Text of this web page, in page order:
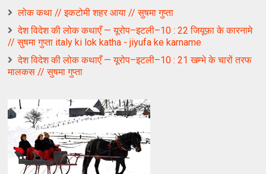
लोक कथा // इकटोमी शहर आया // सुषमा गुप्ता
देश विदेश की लोक कथाएँ — यूरोप–इटली–10 : 22 जियूफ़ा के कारनामे
// सुषमा गुप्ता italy ki lok katha - jiyufa ke karname
देश विदेश की लोक कथाएँ — यूरोप–इटली–10 : 21 खम्भे के चारों तरफ
मालकस // सुषमा गुप्ता